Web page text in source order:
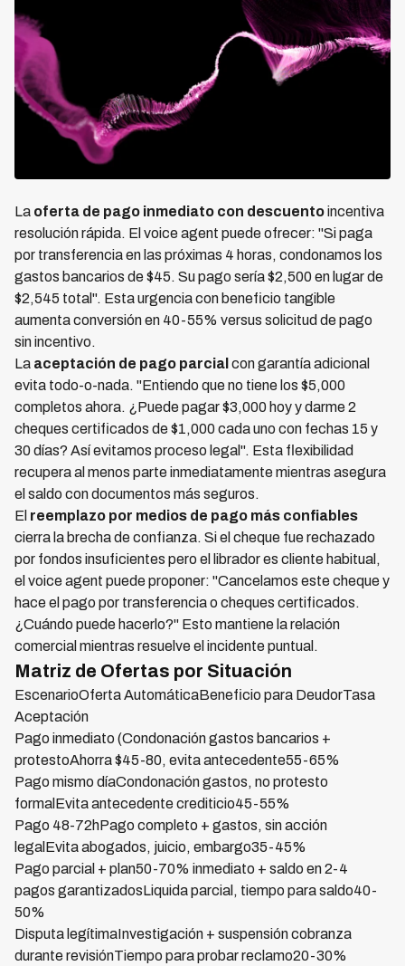
La oferta de pago inmediato con descuentoincentiva
resolución rápida. El voice agent puede ofrecer: "Si paga
por transferencia en las próximas 4 horas, condonamos los
gastos bancarios de $45. Su pago sería $2,500 en lugar de
$2,545 total". Esta urgencia con beneficio tangible
aumenta conversión en 40-55% versus solicitud de pago
sin incentivo.
La aceptación de pago parcial con garantía adicional
evita todo-o-nada. "Entiendo que no tiene los $5,000
completos ahora. ¿Puede pagar $3,000 hoy y darme 2
cheques certificados de $1,000 cada uno con fechas 15 y
30 días? Así evitamos proceso legal". Esta flexibilidad
recupera al menos parte inmediatamente mientras asegura
el saldo con documentos más seguros.
El reemplazo por medios de pago más confiables
cierra la brecha de confianza. Si el cheque fue rechazado
por fondos insuficientes pero el librador es cliente habitual,
el voice agent puede proponer: "Cancelamos este cheque y
hace el pago por transferencia o cheques certificados.
¿Cuándo puede hacerlo?" Esto mantiene la relación
comercial mientras resuelve el incidente puntual.
Matriz de Ofertas por Situación
EscenarioOferta AutomáticaBeneficio para DeudorTasa
Aceptación
Pago inmediato (Condonación gastos bancarios +
protestoAhorra $45-80, evita antecedente55-65%
Pago mismo díaCondonación gastos, no protesto
formalEvita antecedente crediticio45-55%
Pago 48-72hPago completo + gastos, sin acción
legalEvita abogados, juicio, embargo35-45%
Pago parcial + plan50-70% inmediato + saldo en 2-4
pagos garantizadosLiquida parcial, tiempo para saldo40-
50%
Disputa legítimaInvestigación + suspensión cobranza
durante revisiónTiempo para probar reclamo20-30%